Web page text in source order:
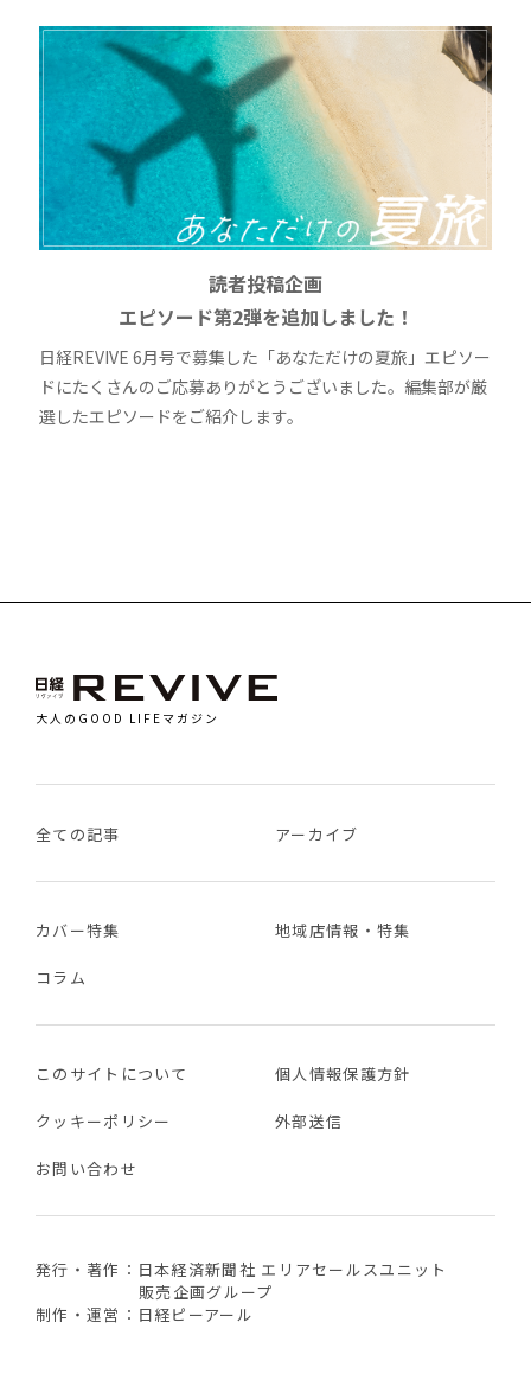
読者投稿企画
エピソード第2弾を追加しました！
日経REVIVE 6月号で募集した「あなただけの夏旅」エピソー
ドにたくさんのご応募ありがとうございました。編集部が厳
選したエピソードをご紹介します。
大人のGOOD LIFEマガジン
全ての記事 アーカイブ
カバー特集 地域店情報・特集
コラム
このサイトについて 個人情報保護方針
クッキーポリシー 外部送信
お問い合わせ
発行・著作：日本経済新聞社 エリアセールスユニット
販売企画グループ
制作・運営：日経ピーアール